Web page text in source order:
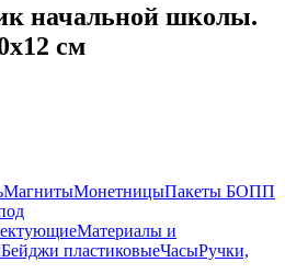
начальной школы.
см
МагнитыМонетницыПакеты БОПП
Материалы и
Бейджи пластиковыеЧасыРучки,